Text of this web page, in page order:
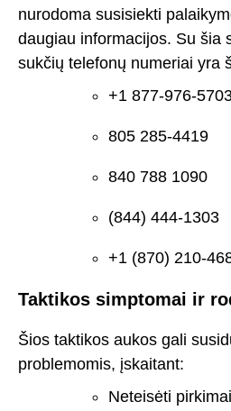
nurodoma susisiekti
daugiau informacijos. Su šia
sukčių telefonų numeriai yra
+1 877-976-
805 285-4419
840 788 1090
(844) 444-1303
+1 (870) 210-
Taktikos simptomai ir
Šios taktikos aukos gali
problemomis, įskaitant:
Neteisėti